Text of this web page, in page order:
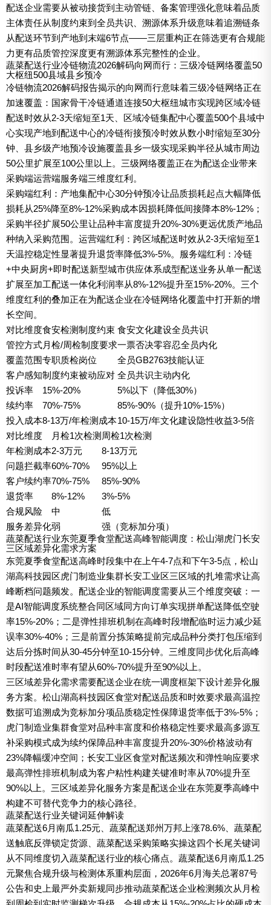
配送企业需要从被动接货到主动管链、备案管理强化意味着品质
主体责任从制度约束到全员共识、溯源体系升级意味着追溯链条
从配送环节到产地到末端6节点——三层重构正在筛选更有合规能
力更有品质管控深度更有溯源体系完整性的企业。
蔬菜配送行业冷链物流2026解码向网而行：三级冷链网络覆盖50
大枢纽500县域县乡预冷
冷链物流2026解码报告揭示的向网而行意味着三级冷链网络正在
加速覆盖：国家骨干冷链通道连接50大枢纽城市实现跨区域冷链
配送时效从2-3天缩短至1天、区域冷链集配中心覆盖500个县域中
心实现产地到配送中心的冷链衔接预冷时效从数小时缩短至30分
钟、县乡级产地预冷设施覆盖县乡一级实现采购半径从城市周边
50公里扩展至100公里以上。三级网络覆盖正在为配送企业带来
采购端运营端服务端三维度红利。
采购端红利：产地集配中心30分钟预冷让品质损耗起点大幅降低
损耗从25%降至8%-12%采购成本因损耗降低间接降本8%-12%；
采购半径扩展50公里让品种丰富度提升20%-30%更远优质产地品
种纳入采购范围。运营端红利：跨区域配送时效从2-3天缩短至1
天温控稳定性显著提升退货率降低3%-5%。服务端红利：冷链
+中央厨房+即时配送新型城市供应体系成型配送业务从单一配送
扩展至加工配送一体化利润率从8%-12%提升至15%-20%。三个
维度红利的叠加正在为配送企业在冷链网络化覆盖中打开新的增
长空间。
对比维度食安检测制度约束 食安文化建设全员共识
管控方式月检/周检制度要求一票否决零容忍全员内化
覆盖范围专职质检岗位
全员GB2763技能认证
客户感知制度约束被动应对 全员共识主动内化
投诉率
15%-20%
5%以下（降低30%）
续约率
70%-75%
85%-90%（提升10%-15%）
投入成本8-13万/年检测成本10-15万/年文化建设隐性收益3-5倍
对比维度
月检1次检测 周检1次检测
年检测成本2-3万元
8-13万元
问题拦截率60%-70%
95%以上
客户续约率70%-75%
85%-90%
退货率
8%-12%
3%-5%
合规风险
中
低
服务差异化弱
强（竞标加分项）
蔬菜配送行业东莞夏季食堂配送高峰智能调度：松山湖虎门长安
三区域差异化需求方案
东莞夏季食堂配送高峰时段集中在上午4-7点和下午3-5点，松山
湖高科技园区虎门制造业集群长安工业区三区域的扎堆需求让高
峰断档问题频发。配送企业的智能调度需要从三个维度突破：一
是AI智能调度系统整合同区域同方向订单实现拼单配送降低空驶
率15%-20%；二是弹性排班机制在高峰时段增配临时运力减少延
误率30%-40%；三是前置分拣策略提前完成品种分类打包压缩到
达后分拣时间从30-45分钟至10-15分钟。三维度同步优化后高峰
时段配送准时率有望从60%-70%提升至90%以上。
三区域差异化需求需要配送企业在统一调度框架下设计差异化服
务方案。松山湖高科技园区食堂对配送品质和时效要求最高温控
数据可追溯成为竞标加分项品质稳定性保障退货率低于3%-5%；
虎门制造业集群食堂对品种丰富度和价格稳定性要求最高多源互
补采购模式成为续约保障品种丰富度提升20%-30%价格波动有
23%降幅缓冲空间；长安工业区食堂对配送频次和弹性响应要求
最高弹性排班机制成为客户粘性构建关键准时率从70%提升至
90%以上。三区域差异化服务方案是配送企业在东莞夏季高峰中
构建不可替代竞争力的核心路径。
蔬菜配送行业关键词延伸解读
蔬菜配送6月南瓜1.25元、蔬菜配送郑州万邦上涨78.6%、蔬菜配
送触底反弹锁定货源、蔬菜配送采购策略实操这四个长尾关键词
从不同维度切入蔬菜配送行业的核心痛点。蔬菜配送6月南瓜1.25
元聚焦合规升级与检测体系重构层面，2026年6月海关总署87号
公告和史上最严外卖新规同步推动蔬菜配送企业检测频次从月检